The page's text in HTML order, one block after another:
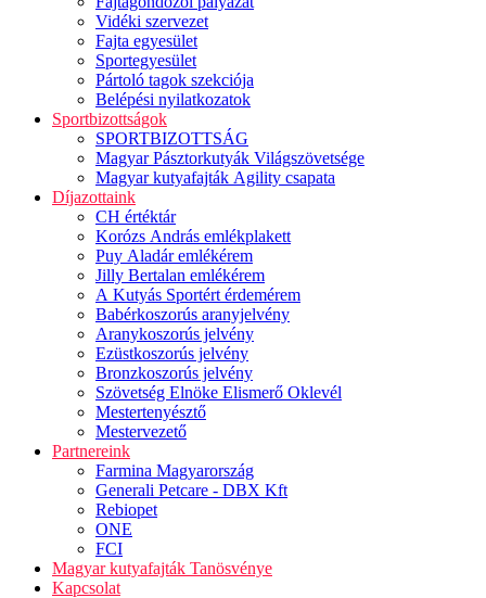
Vidéki szervezet
Fajta egyesület
Sportegyesület
Pártoló tagok szekciója
Belépési nyilatkozatok
Sportbizottságok
SPORTBIZOTTSÁG
Magyar Pásztorkutyák Világszövetsége
Magyar kutyafajták Agility csapata
Díjazottaink
CH értéktár
Korózs András emlékplakett
Puy Aladár emlékérem
Jilly Bertalan emlékérem
A Kutyás Sportért érdemérem
Babérkoszorús aranyjelvény
Aranykoszorús jelvény
Ezüstkoszorús jelvény
Bronzkoszorús jelvény
Szövetség Elnöke Elismerő Oklevél
Mestertenyésztő
Mestervezető
Partnereink
Farmina Magyarország
Generali Petcare - DBX Kft
Rebiopet
ONE
FCI
Magyar kutyafajták Tanösvénye
Kapcsolat